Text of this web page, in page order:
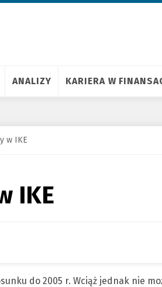
ANALIZY KARIERA W
w IKE
IKE
do 2005 r. Wciąż jednak nie